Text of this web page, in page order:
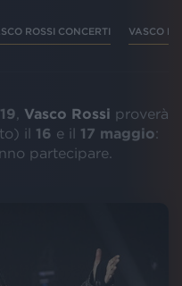
ROSSI CONCERTI VASCO
Vasco Rossi proverà
il 16 e il 17 maggio:
partecipare.